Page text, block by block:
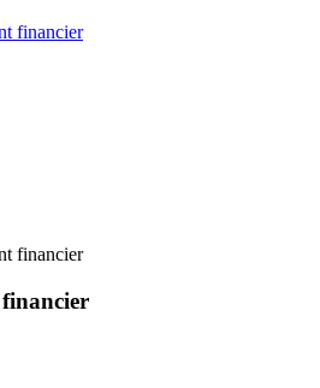
financier
financier